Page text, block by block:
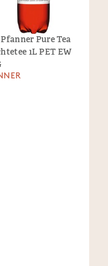
Pure Tea
1L PET EW